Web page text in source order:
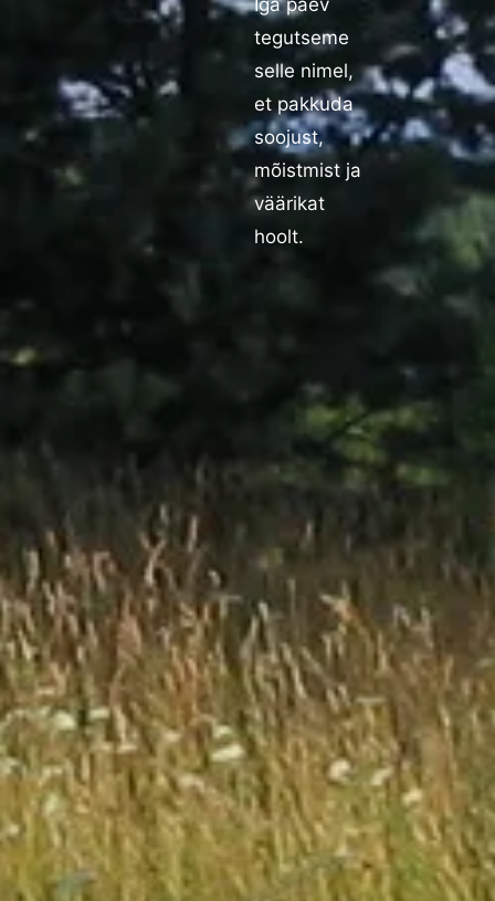
Iga päev
tegutseme
selle nimel,
et pakkuda
soojust,
mõistmist ja
väärikat
hoolt.